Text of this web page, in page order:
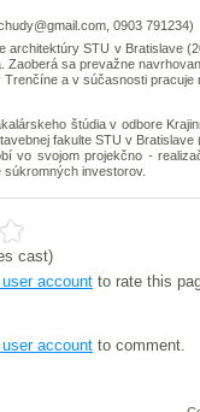
0903 791234)
architektúry STU v Bratislave
Zaoberá sa prevažne
a v súčasnosti pracuje
štúdia v odbore
fakulte STU v
vo svojom projekčno -
súkromných investorov.
cast)
account to rate this
account to comment.